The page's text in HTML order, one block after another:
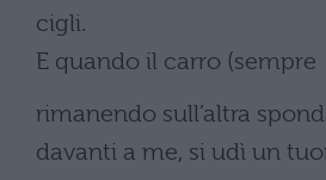
cigli.
E quando il carro (sempre
rimanendo sull’altra
davanti a me, si udì un